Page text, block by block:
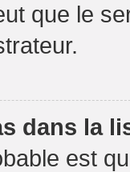
que le
dans la
est